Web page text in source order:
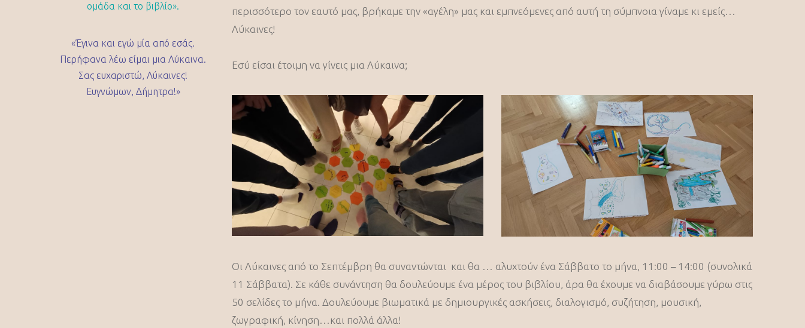
ομάδα και το βιβλίο».
«Έγινα και εγώ μία από εσάς.
Περήφανα λέω είμαι μια Λύκαινα.
Σας ευχαριστώ, Λύκαινες!
Ευγνώμων, Δήμητρα!»
περισσότερο τον εαυτό μας, βρήκαμε την «αγέλη» μας και εμπνεόμενες από αυτή τη σύμπνοια γίναμε κι εμείς…
Λύκαινες!
Εσύ είσαι έτοιμη να γίνεις μια Λύκαινα;
Οι Λύκαινες από το Σεπτέμβρη θα συναντώνται και θα … αλυχτούν ένα Σάββατο το μήνα, 11:00 – 14:00 (συνολικά
11 Σάββατα). Σε κάθε συνάντηση θα δουλεύουμε ένα μέρος του βιβλίου, άρα θα έχουμε να διαβάσουμε γύρω στις
50 σελίδες το μήνα. Δουλεύουμε βιωματικά με δημιουργικές ασκήσεις, διαλογισμό, συζήτηση, μουσική,
ζωγραφική, κίνηση…και πολλά άλλα!